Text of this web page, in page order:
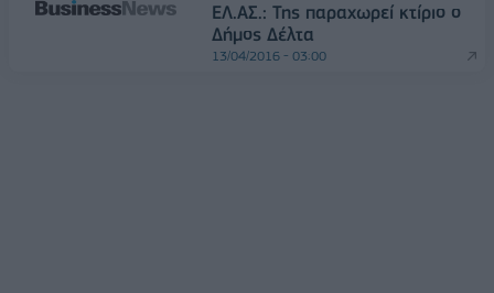
EΛ.ΑΣ.: Της παραχωρεί κτίριο ο
Δήμος Δέλτα
13/04/2016 - 03:00